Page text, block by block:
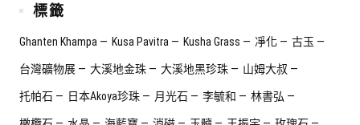
標籤
Ghanten Khampa Kusa Pavitra Kusha Grass 凈化 古玉
台灣礦物展 大溪地金珠 大溪地黑珍珠 山姆大叔
托帕石 日本Akoya珍珠 月光石 李毓和 林書弘